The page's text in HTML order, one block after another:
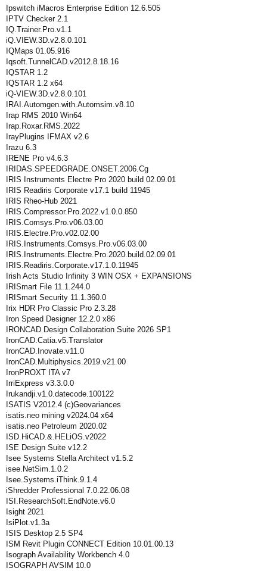
Ipswitch iMacros Enterprise Edition 12.6.505
IPTV Checker 2.1
IQ.Trainer.Pro.v1.1
iQ.VIEW.3D.v2.8.0.101
IQMaps 01.05.916
Iqsoft.TunnelCAD.v2012.8.18.16
IQSTAR 1.2
IQSTAR 1.2 x64
iQ-VIEW.3D.v2.8.0.101
IRAI.Automgen.with.Automsim.v8.10
Irap RMS 2010 Win64
Irap.Roxar.RMS.2022
IrayPlugins IFMAX v2.6
Irazu 6.3
IRENE Pro v4.6.3
IRIDAS.SPEEDGRADE.ONSET.2006.Cg
IRIS Instruments Electre Pro 2020 build 02.09.01
IRIS Readiris Corporate v17.1 build 11945
IRIS Rheo-Hub 2021
IRIS.Compressor.Pro.2022.v1.0.0.850
IRIS.Comsys.Pro.v06.03.00
IRIS.Electre.Pro.v02.02.00
IRIS.Instruments.Comsys.Pro.v06.03.00
IRIS.Instruments.Electre.Pro.2020.build.02.09.01
IRIS.Readiris.Corporate.v17.1.0.11945
Irish Acts Studio Infinity 3 WIN OSX + EXPANSIONS
IRISmart File 11.1.244.0
IRISmart Security 11.1.360.0
Irix HDR Pro Classic Pro 2.3.28
Iron Speed Designer 12.2.0 x86
IRONCAD Design Collaboration Suite 2026 SP1
IronCAD.Catia.v5.Translator
IronCAD.Inovate.v11.0
IronCAD.Multiphysics.2019.v21.00
IronPROXT ITA v7
IrriExpress v3.3.0.0
Irukandji.v1.0.datecode.100122
ISATIS V2012.4 (c)Geovariances
isatis.neo mining v2024.04 x64
isatis.neo Petroleum 2020.02
ISD.HiCAD.&.HELiOS.v2022
ISE Design Suite v12.2
Isee Systems Stella Architect v1.5.2
isee.NetSim.1.0.2
Isee.Systems.iThink.9.1.4
iShredder Professional 7.0.22.06.08
ISI.ResearchSoft.EndNote.v6.0
Isight 2021
IsiPlot.v1.3a
ISIS Desktop 2.5 SP4
ISM Revit Plugin CONNECT Edition 10.01.00.13
Isograph Availability Workbench 4.0
ISOGRAPH AVSIM 10.0